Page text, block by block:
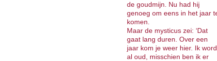
de goudmijn. Nu had hij
genoeg om eens in het jaar
komen.
Maar de mysticus zei: ‘Dat
gaat lang duren. Over een
jaar kom je weer hier. Ik word
al oud, misschien ben ik er